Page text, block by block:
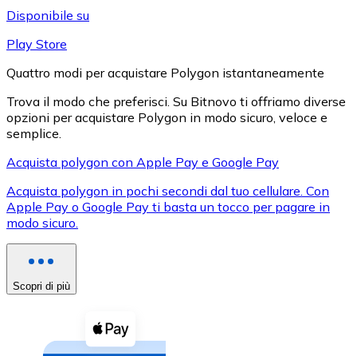
XRP
XRP
Vedi tutto
Buoni cripto
Acquista criptovalute in contanti e altri mezzi di
Disponibile su
Play Store
Quattro modi per acquistare Polygon istantaneamente
Trova il modo che preferisci. Su Bitnovo ti offriamo diverse
opzioni per acquistare Polygon in modo sicuro, veloce e
semplice.
Acquista polygon con Apple Pay e Google Pay
Acquista polygon in pochi secondi dal tuo cellulare. Con
Apple Pay o Google Pay ti basta un tocco per pagare in
modo sicuro.
Scopri di più